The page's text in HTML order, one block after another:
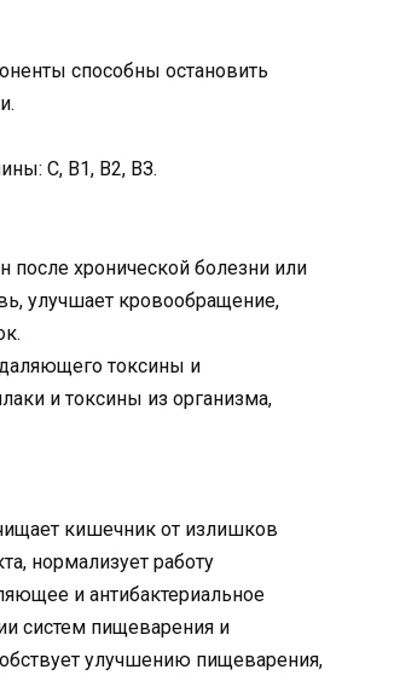
способны остановить
С, В1, В2, ВЗ.
после хронической болезни или
улучшает кровообращение,
токсины и
и токсины из организма,
кишечник от излишков
нормализует работу
и антибактериальное
систем пищеварения и
улучшению пищеварения,